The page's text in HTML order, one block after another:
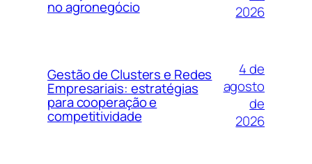
no agronegócio
2026
Gestão de Clusters e Redes
Empresariais: estratégias
para cooperação e
competitividade
4 de
agosto
de
2026